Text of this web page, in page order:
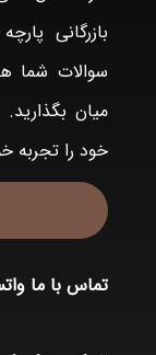
بازرگانی
سوالات شما
میان
خود را تجربه
تماس با ما